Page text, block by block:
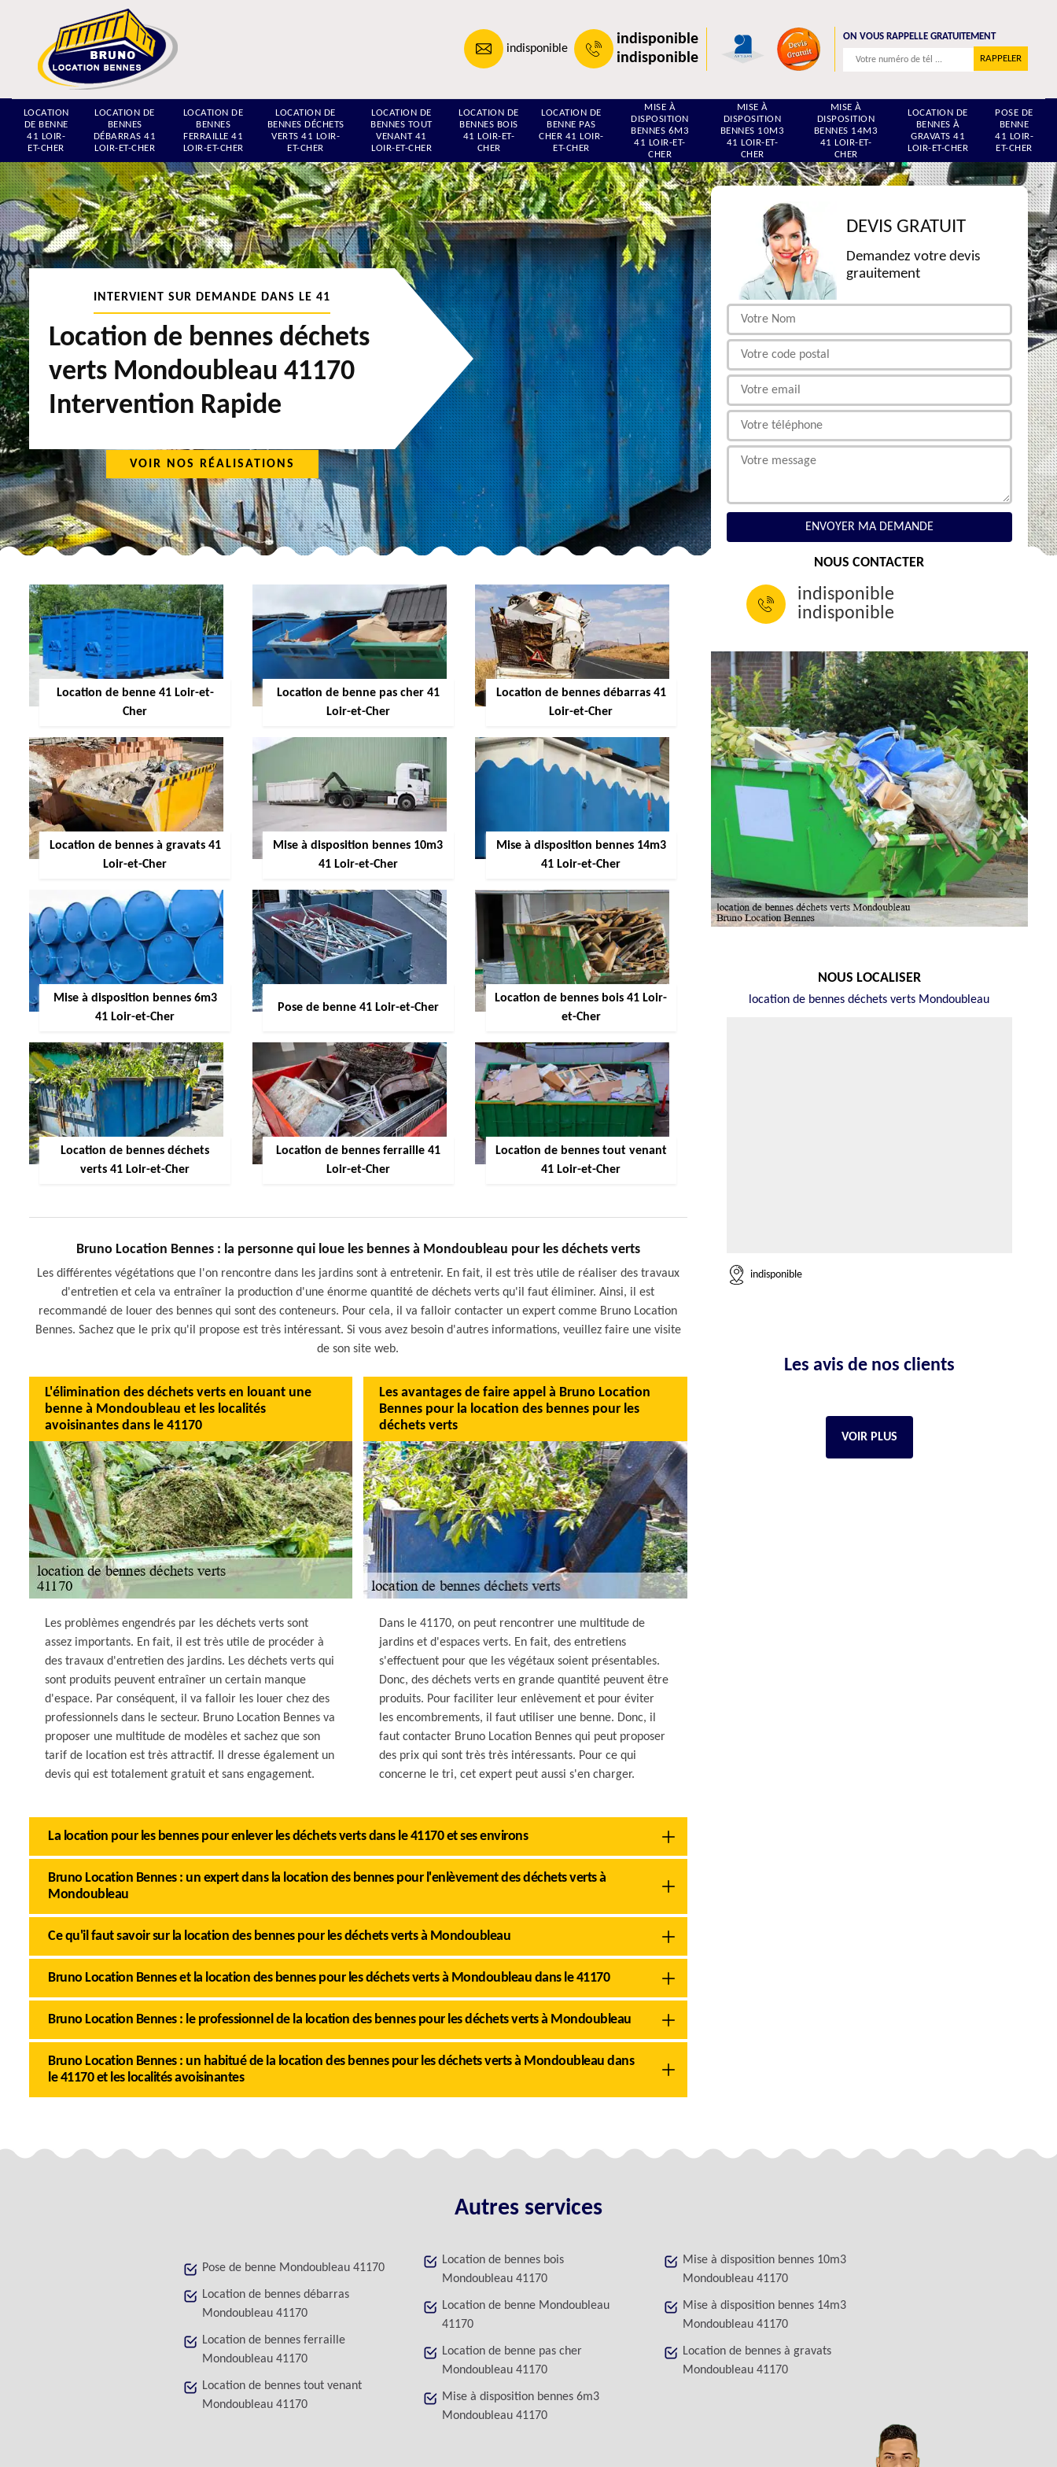
indisponible
indisponible
indisponible
ON VOUS RAPPELLE GRATUITEMENT
LOCATION
DE BENNE
41 LOIR-
ET-CHER
LOCATION DE
BENNES
DÉBARRAS 41
LOIR-ET-CHER
LOCATION DE
BENNES
FERRAILLE 41
LOIR-ET-CHER
LOCATION DE
BENNES DÉCHETS
VERTS 41 LOIR-
ET-CHER
LOCATION DE
BENNES TOUT
VENANT 41
LOIR-ET-CHER
LOCATION DE
BENNES BOIS
41 LOIR-ET-
CHER
LOCATION DE
BENNE PAS
CHER 41 LOIR-
ET-CHER
MISE À
DISPOSITION
BENNES 6M3
41 LOIR-ET-
CHER
MISE À
DISPOSITION
BENNES 10M3
41 LOIR-ET-
CHER
MISE À
DISPOSITION
BENNES 14M3
41 LOIR-ET-
CHER
LOCATION DE
BENNES À
GRAVATS 41
LOIR-ET-CHER
POSE DE
BENNE
41 LOIR-
ET-CHER
INTERVIENT SUR DEMANDE DANS LE 41
Location de bennes déchets
verts Mondoubleau 41170
Intervention Rapide
VOIR NOS RÉALISATIONS
Location de benne 41 Loir-et-
Cher
Location de benne pas cher 41
Loir-et-Cher
Location de bennes débarras 41
Loir-et-Cher
Location de bennes à gravats 41
Loir-et-Cher
Mise à disposition bennes 10m3
41 Loir-et-Cher
Mise à disposition bennes 14m3
41 Loir-et-Cher
Mise à disposition bennes 6m3
41 Loir-et-Cher
Pose de benne 41 Loir-et-Cher
Location de bennes bois 41 Loir-
et-Cher
Location de bennes déchets
verts 41 Loir-et-Cher
Location de bennes ferraille 41
Loir-et-Cher
Location de bennes tout venant
41 Loir-et-Cher
Bruno Location Bennes : la personne qui loue les bennes à Mondoubleau pour les déchets verts
Les différentes végétations que l'on rencontre dans les jardins sont à entretenir. En fait, il est très utile de réaliser des travaux
d'entretien et cela va entraîner la production d'une énorme quantité de déchets verts qu'il faut éliminer. Ainsi, il est
recommandé de louer des bennes qui sont des conteneurs. Pour cela, il va falloir contacter un expert comme Bruno Location
Bennes. Sachez que le prix qu'il propose est très intéressant. Si vous avez besoin d'autres informations, veuillez faire une visite
de son site web.
L'élimination des déchets verts en louant une
benne à Mondoubleau et les localités
avoisinantes dans le 41170
Les problèmes engendrés par les déchets verts sont
assez importants. En fait, il est très utile de procéder à
des travaux d'entretien des jardins. Les déchets verts qui
sont produits peuvent entraîner un certain manque
d'espace. Par conséquent, il va falloir les louer chez des
professionnels dans le secteur. Bruno Location Bennes va
proposer une multitude de modèles et sachez que son
tarif de location est très attractif. Il dresse également un
devis qui est totalement gratuit et sans engagement.
Les avantages de faire appel à Bruno Location
Bennes pour la location des bennes pour les
déchets verts
Dans le 41170, on peut rencontrer une multitude de
jardins et d'espaces verts. En fait, des entretiens
s'effectuent pour que les végétaux soient présentables.
Donc, des déchets verts en grande quantité peuvent être
produits. Pour faciliter leur enlèvement et pour éviter
les encombrements, il faut utiliser une benne. Donc, il
faut contacter Bruno Location Bennes qui peut proposer
des prix qui sont très très intéressants. Pour ce qui
concerne le tri, cet expert peut aussi s'en charger.
La location pour les bennes pour enlever les déchets verts dans le 41170 et ses environs
Bruno Location Bennes : un expert dans la location des bennes pour l'enlèvement des déchets verts à
Mondoubleau
Ce qu'il faut savoir sur la location des bennes pour les déchets verts à Mondoubleau
Bruno Location Bennes et la location des bennes pour les déchets verts à Mondoubleau dans le 41170
Bruno Location Bennes : le professionnel de la location des bennes pour les déchets verts à Mondoubleau
Bruno Location Bennes : un habitué de la location des bennes pour les déchets verts à Mondoubleau dans
le 41170 et les localités avoisinantes
DEVIS GRATUIT
Demandez votre devis
grauitement
NOUS CONTACTER
indisponible
indisponible
NOUS LOCALISER
location de bennes déchets verts Mondoubleau
indisponible
Les avis de nos clients
VOIR PLUS
Autres services
Pose de benne Mondoubleau 41170
Location de bennes débarras
Mondoubleau 41170
Location de bennes ferraille
Mondoubleau 41170
Location de bennes tout venant
Mondoubleau 41170
Location de bennes bois
Mondoubleau 41170
Location de benne Mondoubleau
41170
Location de benne pas cher
Mondoubleau 41170
Mise à disposition bennes 6m3
Mondoubleau 41170
Mise à disposition bennes 10m3
Mondoubleau 41170
Mise à disposition bennes 14m3
Mondoubleau 41170
Location de bennes à gravats
Mondoubleau 41170